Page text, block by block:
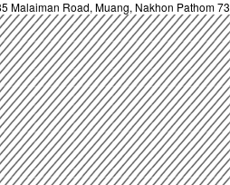
Malaiman Road, Muang, Nakhon Pathom